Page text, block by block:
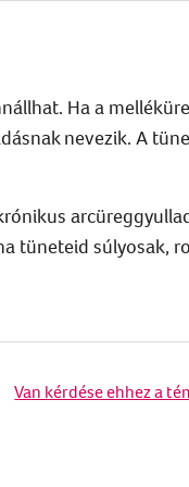
Ha a
nevezik. A
tüneteid súlyosak,
Van kérdése ehhez a